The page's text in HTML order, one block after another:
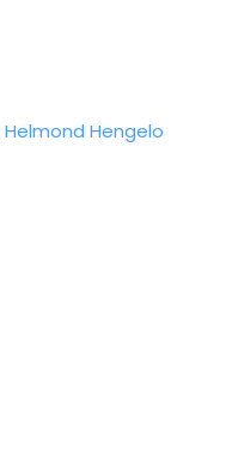
Helmond Hengelo